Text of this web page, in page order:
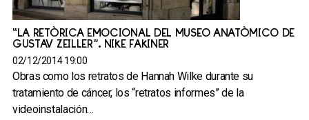
“LA RETÓRICA EMOCIONAL DEL MUSEO ANATÓMICO DE
GUSTAV ZEILLER”. NIKE FAKINER
02/12/2014 19:00
Obras como los retratos de Hannah Wilke durante su
tratamiento de cáncer, los “retratos informes” de la
videoinstalación…